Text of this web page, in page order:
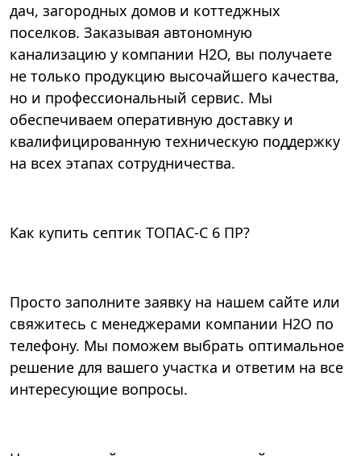
дач, загородных домов и коттеджных
поселков. Заказывая автономную
канализацию у компании Н2О, вы получаете
не только продукцию высочайшего качества,
но и профессиональный сервис. Мы
обеспечиваем оперативную доставку и
квалифицированную техническую поддержку
на всех этапах сотрудничества.
Как купить септик ТОПАС-С 6 ПР?
Просто заполните заявку на нашем сайте или
свяжитесь с менеджерами компании Н2О по
телефону. Мы поможем выбрать оптимальное
решение для вашего участка и ответим на все
интересующие вопросы.